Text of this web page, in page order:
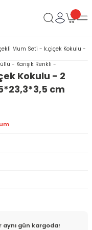
Mum Seti - k.çiçek Kokulu - 2
Kokulu - 2
cm
aynı gün kargoda!